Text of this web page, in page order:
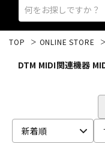
TOP ONLINE STORE
DTM MIDI関連機器
新着順